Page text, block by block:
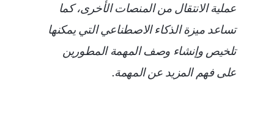
عملية الانتقال من المنصات الأخرى، كما
تساعد ميزة الذكاء الاصطناعي التي يمكنها
تلخيص وإنشاء وصف المهمة المطورين
على فهم المزيد عن المهمة.